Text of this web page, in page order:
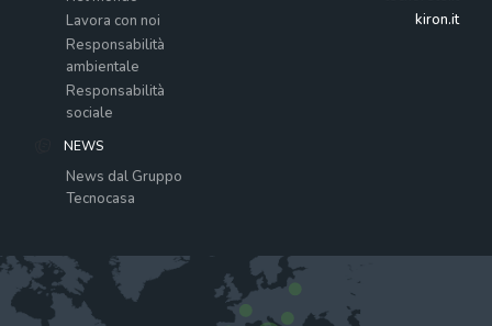
Lavora con noi
Responsabilità
ambientale
Responsabilità
sociale
NEWS
News dal Gruppo
Tecnocasa
kiron.it